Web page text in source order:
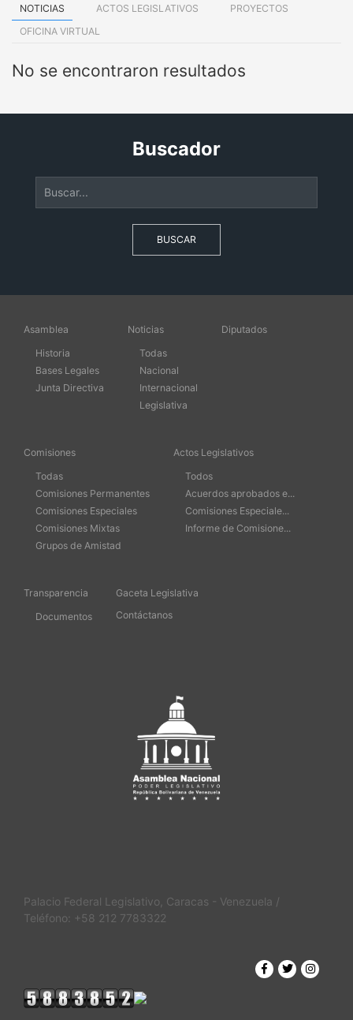
NOTICIAS ACTOS LEGISLATIVOS
PROYECTOS
OFICINA VIRTUAL
No se encontraron resultados
Buscador
BUSCAR
Asamblea
Historia
Bases Legales
Junta Directiva
Noticias
Todas
Nacional
Internacional
Legislativa
Diputados
Comisiones
Todas
Comisiones Permanentes
Comisiones Especiales
Comisiones Mixtas
Grupos de Amistad
Actos Legislativos
Todos
Acuerdos aprobados e...
Comisiones Especiale...
Informe de Comisione...
Transparencia
Documentos
Gaceta Legislativa
Contáctanos
Palacio Federal Legislativo, Caracas - Venezuela /
Teléfono: +58 212 7783322